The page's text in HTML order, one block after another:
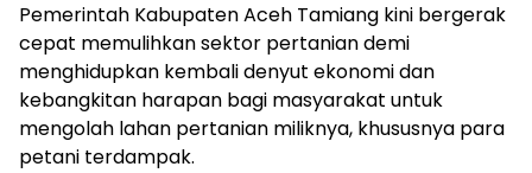
Pemerintah Kabupaten Aceh Tamiang kini bergerak
cepat memulihkan sektor pertanian demi
menghidupkan kembali denyut ekonomi dan
kebangkitan harapan bagi masyarakat untuk
mengolah lahan pertanian miliknya, khususnya para
petani terdampak.